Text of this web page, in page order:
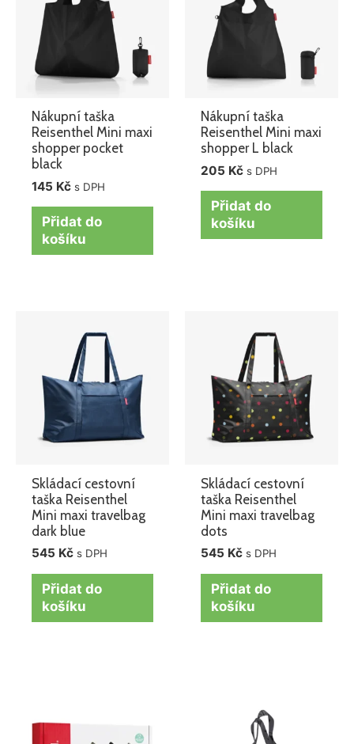
Nákupní taška
Reisenthel Mini maxi
shopper pocket
black
145 Kč s DPH
Přidat do
košíku
Nákupní taška
Reisenthel Mini maxi
shopper L black
205 Kč s DPH
Přidat do
košíku
Skládací cestovní
taška Reisenthel
Mini maxi travelbag
dark blue
545 Kč s DPH
Přidat do
košíku
Skládací cestovní
taška Reisenthel
Mini maxi travelbag
dots
545 Kč s DPH
Přidat do
košíku